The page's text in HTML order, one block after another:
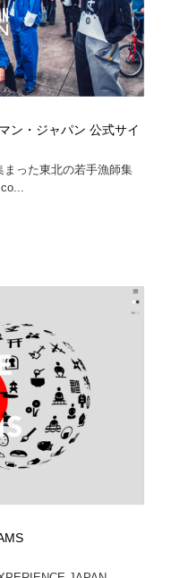
ン・ジャパン 公式サイ
った東北の若手漁師集